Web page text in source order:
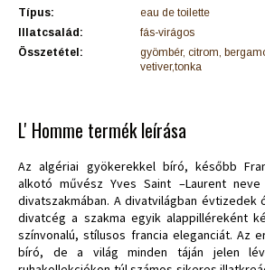
Típus:
eau de toilette
Illatcsalád:
fás-virágos
Összetétel:
gyömbér, citrom,
vetiver,tonka
L' Homme termék leírása
Az algériai gyökerekkel bíró, később
alkotó művész Yves Saint –Laurent
divatszakmában. A divatvilágban évtizedek
divatcég a szakma egyik alappilléreként
színvonalú, stílusos francia eleganciát. Az
bíró, de a világ minden táján jelen